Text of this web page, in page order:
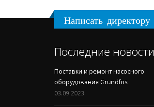
Написать директору
Последние новости
Поставки и ремонт насосного
оборудования Grundfos
03.09.2023